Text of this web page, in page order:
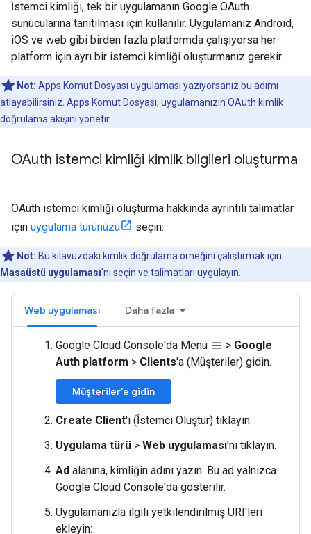
İstemci kimliği, tek bir uygulamanın Google OAuth
sunucularına tanıtılması için kullanılır. Uygulamanız Android,
iOS ve web gibi birden fazla platformda çalışıyorsa her
platform için ayrı bir istemci kimliği oluşturmanız gerekir.
Not: Apps Komut Dosyası uygulaması yazıyorsanız bu adımı
atlayabilirsiniz. Apps Komut Dosyası, uygulamanızın OAuth kimlik
doğrulama akışını yönetir.
OAuth istemci kimliği kimlik bilgileri oluşturma
OAuth istemci kimliği oluşturma hakkında ayrıntılı talimatlar
için uygulama türünüzü seçin:
Not: Bu kılavuzdaki kimlik doğrulama örneğini çalıştırmak için
Masaüstü uygulaması'nı seçin ve talimatları uygulayın.
Web uygulaması Daha fazla
Google Cloud Console'da Menü menu > Google
Auth platform > Clients'a (Müşteriler) gidin.
Müşteriler'e gidin
Create Client'ı (İstemci Oluştur) tıklayın.
Uygulama türü > Web uygulaması'nı tıklayın.
Ad alanına, kimliğin adını yazın. Bu ad yalnızca
Google Cloud Console'da gösterilir.
Uygulamanızla ilgili yetkilendirilmiş URI'leri
ekleyin: